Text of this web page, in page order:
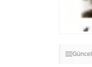
Güncel